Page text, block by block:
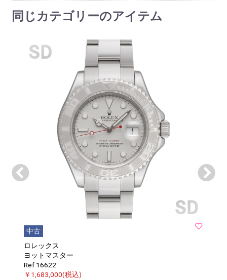
同じカテゴリーのアイテム
中古
ロレックス
ヨットマスター
Ref:16622
￥1,683,000(税込)